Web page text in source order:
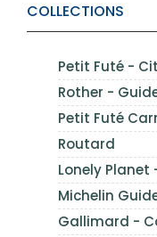
COLLECTIONS
Petit Futé -
Rother -
Petit Futé
Routard
Lonely Planet
Michelin
Gallimard -